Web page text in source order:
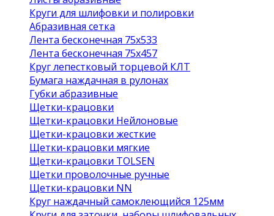
Круги для шлифовки и полировки
Абразивная сетка
Лента бесконечная 75х533
Лента бесконечная 75х457
Круг лепестковый торцевой КЛТ
Бумага наждачная в рулонах
Губки абразивные
Щетки-крацовки
Щетки-крацовки Нейлоновые
Щетки-крацовки жесткие
Щетки-крацовки мягкие
Щетки-крацовки TOLSEN
Щетки проволочные ручные
Щетки-крацовки NN
Круг наждачный самоклеющийся 125мм